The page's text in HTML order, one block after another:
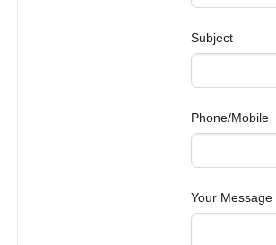
Subject
Phone/Mobile
Your Message